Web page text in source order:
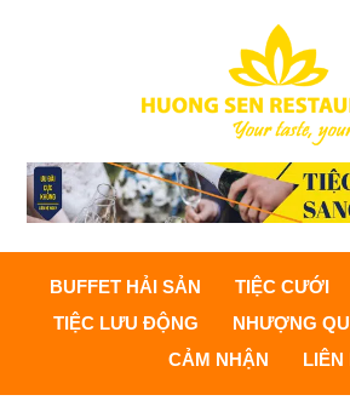
BUFFET HẢI SẢN TIỆC CƯỚI
TIỆC LƯU ĐỘNG
NHƯỢNG
CẢM NHẬN
LIÊN